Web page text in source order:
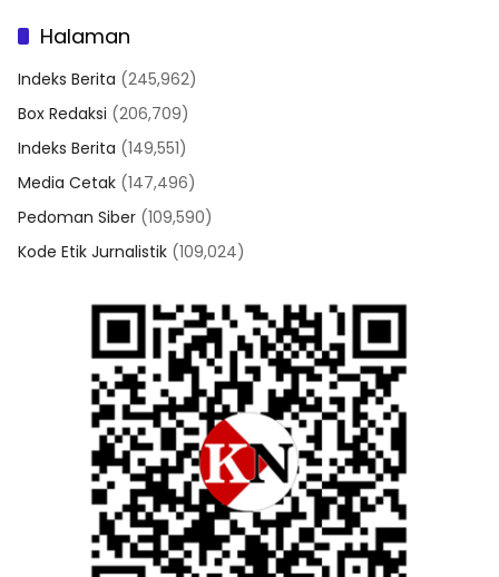
Halaman
Indeks Berita (245,962)
Box Redaksi (206,709)
Indeks Berita (149,551)
Media Cetak (147,496)
Pedoman Siber (109,590)
Kode Etik Jurnalistik (109,024)